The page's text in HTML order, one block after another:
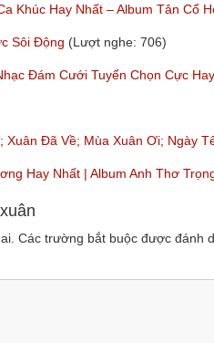
Khúc Hay Nhất – Album Tân Cổ
Sôi Động (Lượt nghe: 706)
Đám Cưới Tuyển Chọn Cực Hay
Đã Về; Mùa Xuân Ơi; Ngày
Hay Nhất | Album Anh Thơ
Các trường bắt buộc được đánh